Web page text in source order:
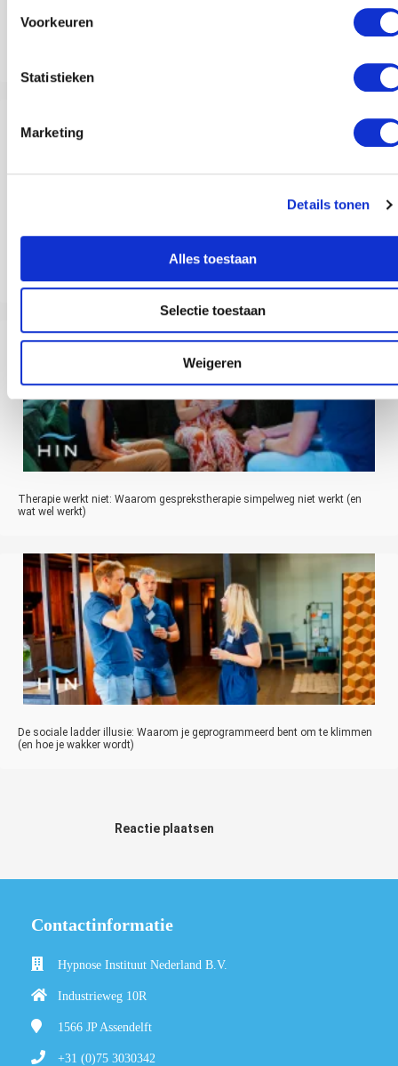
Voorkeuren
Statistieken
Marketing
Details tonen
Alles toestaan
Selectie toestaan
Weigeren
Lactose-intolerantie: Je brein heeft invloed
Therapie werkt niet: Waarom gesprekstherapie simpelweg niet werkt (en
wat wel werkt)
De sociale ladder illusie: Waarom je geprogrammeerd bent om te klimmen
(en hoe je wakker wordt)
Reactie plaatsen
Contactinformatie
Hypnose Instituut Nederland B.V.
Industrieweg 10R
1566 JPAssendelft
+31 (0)75 3030342